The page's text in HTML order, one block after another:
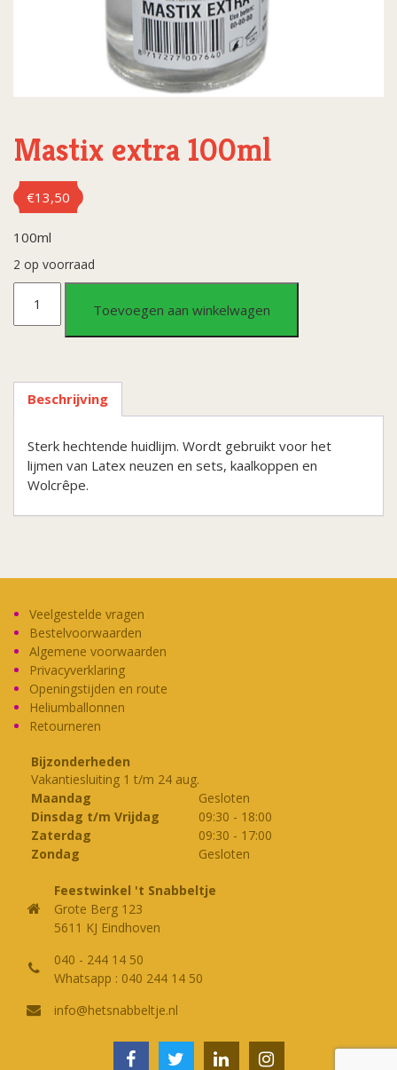
Mastix extra 100ml
€13,50
100ml
2 op voorraad
Mastix
aantal
Toevoegen aan winkelwagen
Beschrijving
Sterk hechtende huidlijm. Wordt gebruikt voor het
lijmen van Latex neuzen en sets, kaalkoppen en
Wolcrêpe.
Veelgestelde vragen
Bestelvoorwaarden
Algemene voorwaarden
Privacyverklaring
Openingstijden en route
Heliumballonnen
Retourneren
Bijzonderheden
Vakantiesluiting 1 t/m 24 aug.
Maandag
Gesloten
Dinsdag t/m Vrijdag
09:30 - 18:00
Zaterdag
09:30 - 17:00
Zondag
Gesloten
Feestwinkel 't Snabbeltje
Grote Berg 123
5611 KJ Eindhoven
040 - 244 14 50
Whatsapp : 040 244 14 50
info@hetsnabbeltje.nl